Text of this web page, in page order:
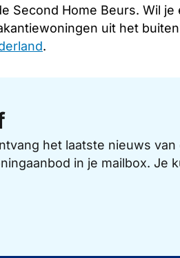
Second Home Beurs. Wil je
uit het
.
het laatste nieuws van
in je mailbox. Je